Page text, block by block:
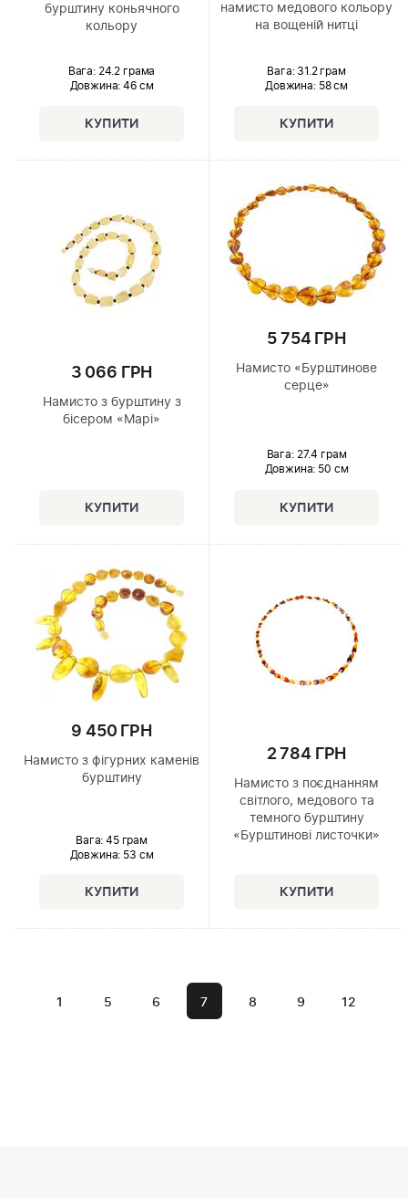
бурштину коньячного
кольору
Вага: 24.2 грама
Довжина: 46 см
намисто медового кольору
на вощеній нитці
Вага: 31.2 грам
Довжина:58 см
3 066 ГРН
Намисто з бурштину з
бісером «Марі»
5 754 ГРН
Намисто «Бурштинове
серце»
Вага: 27.4 грам
Довжина: 50 см
9 450 ГРН
Намисто з фігурних каменів
бурштину
Вага: 45 грам
Довжина: 53 см
2 784 ГРН
Намисто з поєднанням
світлого, медового та
темного бурштину
«Бурштинові листочки»
1 5 6 7 8 9 12